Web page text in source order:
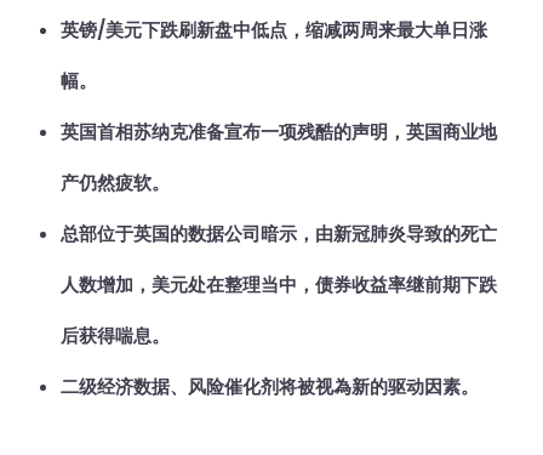
英镑/美元下跌刷新盘中低点，缩减两周来最大单日涨
幅。
英国首相苏纳克准备宣布一项残酷的声明，英国商业地
产仍然疲软。
总部位于英国的数据公司暗示，由新冠肺炎导致的死亡
人数增加，美元处在整理当中，债券收益率继前期下跌
后获得喘息。
二级经济数据、风险催化剂将被视為新的驱动因素。